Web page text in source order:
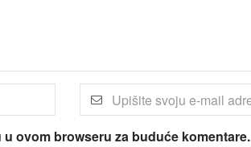
ovom browseru za buduće komentare.